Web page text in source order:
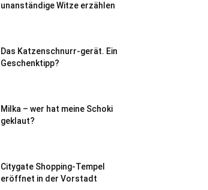
unanständige Witze erzählen
Das Katzenschnurr-gerät. Ein
Geschenktipp?
Milka – wer hat meine Schoki
geklaut?
Citygate Shopping-Tempel
eröffnet in der Vorstadt